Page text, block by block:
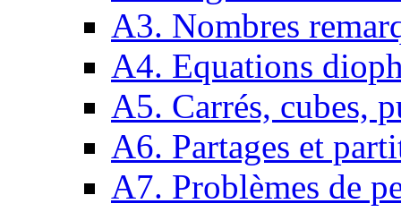
A3. Nombres
A4. Equations
A5. Carrés, cubes,
A6. Partages et
A7. Problèmes de